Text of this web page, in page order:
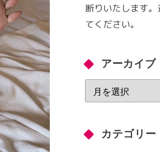
断りいたします
てください。
アーカイブ
カテゴリー